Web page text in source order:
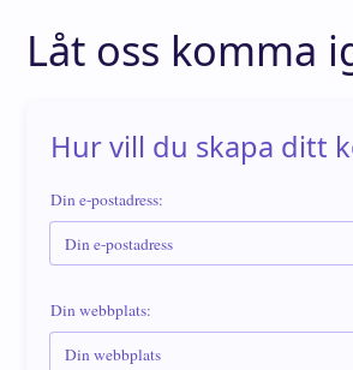
Låt oss komma
Hur vill du skapa ditt
Din e-postadress:
Din webbplats: